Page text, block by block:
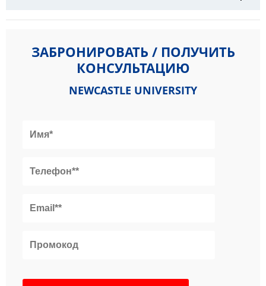
ЗАБРОНИРОВАТЬ / ПОЛУЧИТЬ
КОНСУЛЬТАЦИЮ
NEWCASTLE UNIVERSITY